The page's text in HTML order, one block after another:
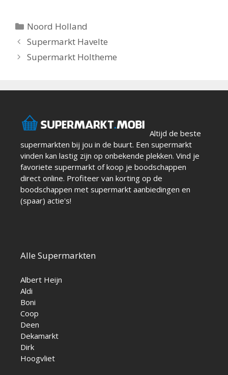
Categorieën
Noord Holland
Berichtnavigatie
Supermarkt Havelte
Supermarkt Holtheme
Altijd de beste
supermarkten bij jou in de buurt. Een supermarkt
vinden kan lastig zijn op onbekende plekken. Vind je
favoriete supermarkt of koop je boodschappen
direct online. Profiteer van korting op de
boodschappen met supermarkt aanbiedingen en
(spaar) actie's!
Alle Supermarkten
Albert Heijn
Aldi
Boni
Coop
Deen
Dekamarkt
Dirk
Hoogvliet